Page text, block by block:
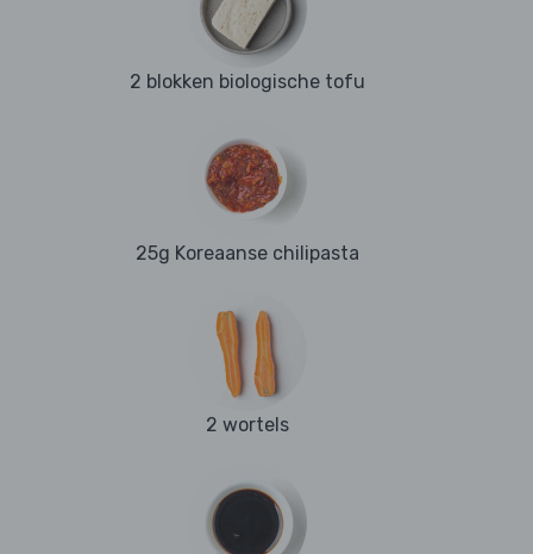
2 blokken biologische tofu
25g Koreaanse chilipasta
2 wortels